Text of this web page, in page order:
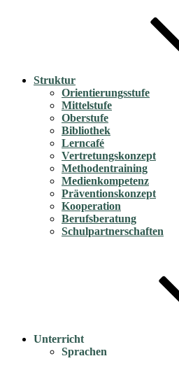
Struktur
Orientierungsstufe
Mittelstufe
Oberstufe
Bibliothek
Lerncafé
Vertretungskonzept
Methodentraining
Medienkompetenz
Präventionskonzept
Kooperation
Berufsberatung
Schulpartnerschaften
Unterricht
Sprachen